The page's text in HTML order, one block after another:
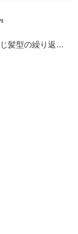
「ずっと同じ髪型の繰り返し」な【40・50代】へ！→ 即今っぽヘアになれる♡「おすすめボブ」